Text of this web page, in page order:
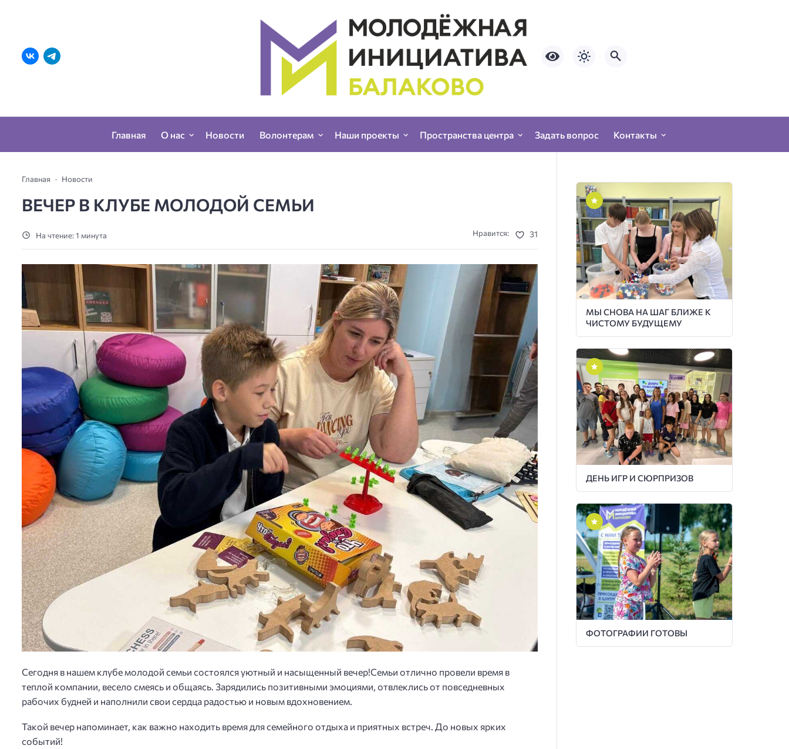
Главная О нас Новости Волонтерам Наши проекты Пространства центра Задать вопрос Контакты
Главная Новости
ВЕЧЕР В КЛУБЕ МОЛОДОЙ СЕМЬИ
На чтение: 1 минута Нравится: 31
Сегодня в нашем клубе молодой семьи состоялся уютный и насыщенный вечер!Семьи отлично провели время в
теплой компании, весело смеясь и общаясь. Зарядились позитивными эмоциями, отвлеклись от повседневных
рабочих будней и наполнили свои сердца радостью и новым вдохновением.
Такой вечер напоминает, как важно находить время для семейного отдыха и приятных встреч. До новых ярких
событий!
МЫ СНОВА НА ШАГ БЛИЖЕ К
ЧИСТОМУ БУДУЩЕМУ
ДЕНЬ ИГР И СЮРПРИЗОВ
ФОТОГРАФИИ ГОТОВЫ